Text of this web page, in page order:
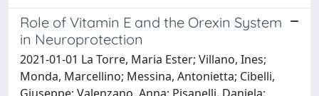
Role of Vitamin E and the Orexin System
in Neuroprotection
2021-01-01 La Torre, Maria Ester; Villano, Ines;
Monda, Marcellino; Messina, Antonietta; Cibelli,